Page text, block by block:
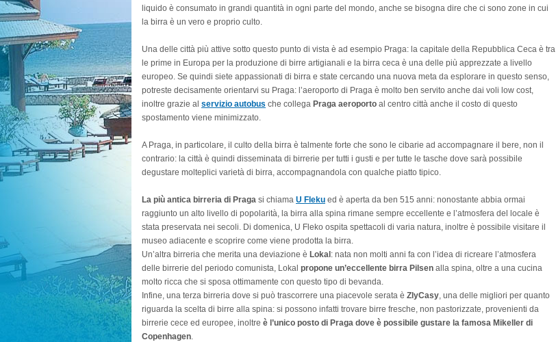
liquido è consumato in grandi quantità in ogni parte del mondo, anche se bisogna dire che ci sono zone in cui
la birra è un vero e proprio culto.
Una delle città più attive sotto questo punto di vista è ad esempio Praga: la capitale della Repubblica Ceca è tra
le prime in Europa per la produzione di birre artigianali e la birra ceca è una delle più apprezzate a livello
europeo. Se quindi siete appassionati di birra e state cercando una nuova meta da esplorare in questo senso,
potreste decisamente orientarvi su Praga: l’aeroporto di Praga è molto ben servito anche dai voli low cost,
inoltre grazie al servizio autobus che collega Praga aeroporto al centro città anche il costo di questo
spostamento viene minimizzato.
A Praga, in particolare, il culto della birra è talmente forte che sono le cibarie ad accompagnare il bere, non il
contrario: la città è quindi disseminata di birrerie per tutti i gusti e per tutte le tasche dove sarà possibile
degustare molteplici varietà di birra, accompagnandola con qualche piatto tipico.
La più antica birreria di Praga si chiama U Fleku ed è aperta da ben 515 anni: nonostante abbia ormai
raggiunto un alto livello di popolarità, la birra alla spina rimane sempre eccellente e l’atmosfera del locale è
stata preservata nei secoli. Di domenica, U Fleko ospita spettacoli di varia natura, inoltre è possibile visitare il
museo adiacente e scoprire come viene prodotta la birra.
Un’altra birreria che merita una deviazione è Lokal : nata non molti anni fa con l’idea di ricreare l’atmosfera
delle birrerie del periodo comunista, Lokal propone un’eccellente birra Pilsen alla spina, oltre a una cucina
molto ricca che si sposa ottimamente con questo tipo di bevanda.
Infine, una terza birreria dove si può trascorrere una piacevole serata è ZlyCasy, una delle migliori per quanto
riguarda la scelta di birre alla spina: si possono infatti trovare birre fresche, non pastorizzate, provenienti da
birrerie cece ed europee, inoltre è l’unico posto di Praga dove è possibile gustare la famosa Mikeller di
Copenhagen.